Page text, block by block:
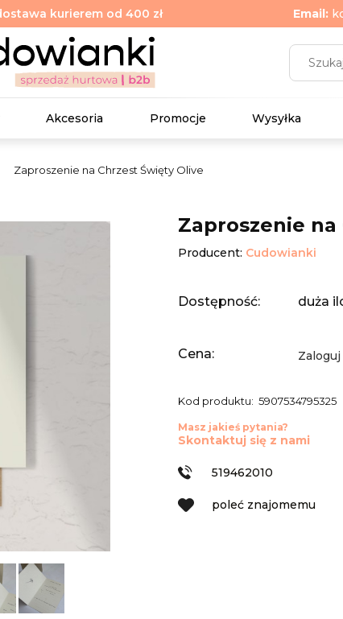
kurierem od 400 zł Email:
Akcesoria Promocje Wysyłka
Zaproszenie na Chrzest Święty Olive
Zaproszenie na
Producent: Cudowianki
Dostępność: duża
Cena:
Kod produktu: 5907534795325
poleć znajomemu
Masz jakieś pytania?
Skontaktuj się z nami
519462010